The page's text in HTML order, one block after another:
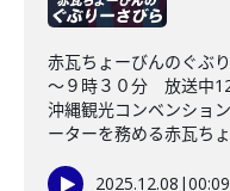
赤瓦ちょーびんのぐ
～９時３０分 放送中
沖縄観光コンベンショ
ーターを務める赤瓦ち
2025.12.08 |